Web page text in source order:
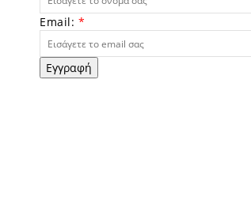
Email: *
Εγγραφή